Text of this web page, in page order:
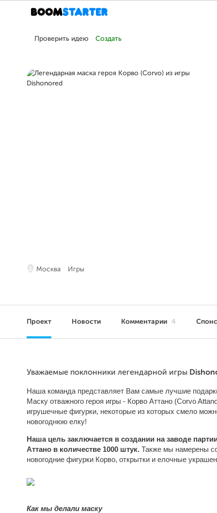
Проверить идею Создать
Москва Игры
Проект Новости Комментарии 4
Уважаемые поклонники легендарной игры
Наша команда представляет Вам самые лучшие
Маску отважного героя игры - Корво Аттано (Сorvo
игрушечные фигурки, некоторые из которых смело
новогоднюю елку!
Наша цель заключается в создании на заводе
Аттано в количестве 1000 штук. Также мы намерены
новогодние фигурки Корво, открытки и елочные
Как мы делали маску